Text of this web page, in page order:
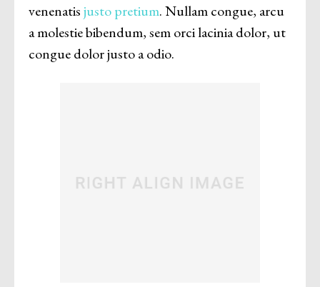
venenatisjusto pretium. Nullam congue, arcu
a molestie bibendum, sem orci lacinia dolor, ut
congue dolor justo a odio.